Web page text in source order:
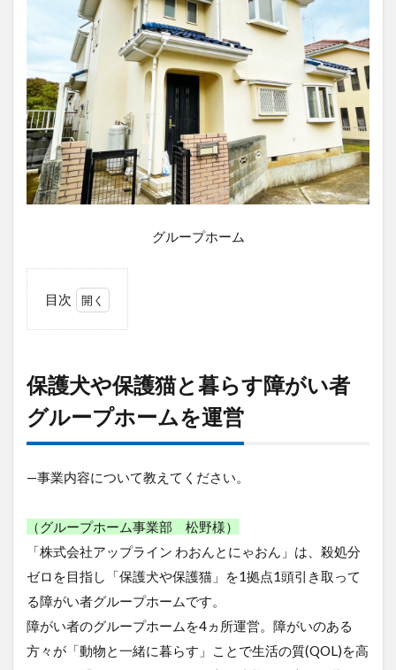
グループホーム
目次
犬
や
保
護
猫
暮
障
が
い
者
グ
ル
ー
プ
ホ
保護犬や保護猫と暮らす障がい者
グループホームを運営
—事業内容について教えてください。
（グループホーム事業部 松野様）
「株式会社アップライン わおんとにゃおん」は、殺処分
ゼロを目指し「保護犬や保護猫」を1拠点1頭引き取って
る障がい者グループホームです。
障がい者のグループホームを4ヵ所運営。障がいのある
方々が「動物と一緒に暮らす」ことで生活の質(QOL)を高